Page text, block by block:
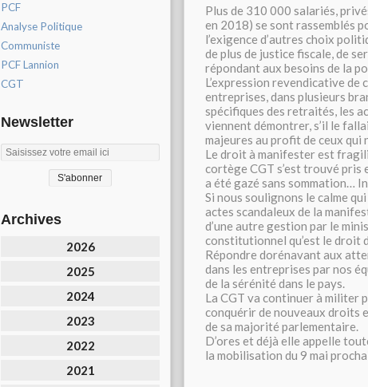
PCF
Analyse Politique
Communiste
PCF Lannion
CGT
Newsletter
Archives
2026
2025
2024
2023
2022
2021
Plus de 310 000 salariés,
en 2018) se sont rassemblés
l’exigence d’autres choix
de plus de justice fiscale, de
répondant aux besoins de la
L’expression revendicative de
entreprises, dans plusieurs
spécifiques des retraités, les
viennent démontrer, s’il le
majeures au profit de ceux
Le droit à manifester est
cortège CGT s’est trouvé pris
a été gazé sans sommation…
Si nous soulignons le calme
actes scandaleux de la
d’une autre gestion par le
constitutionnel qu’est le droit
Répondre dorénavant aux
dans les entreprises par nos
de la sérénité dans le pays.
La CGT va continuer à militer
conquérir de nouveaux droits
de sa majorité parlementaire.
D’ores et déjà elle appelle
la mobilisation du 9 mai